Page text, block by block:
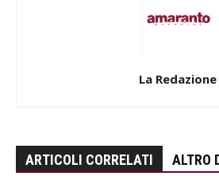
La Redazione
ARTICOLI CORRELATI ALTRO